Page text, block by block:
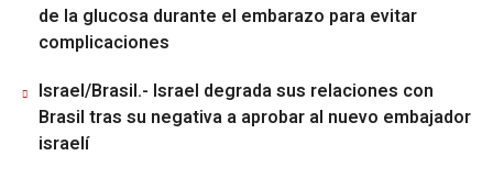
de la glucosa durante el embarazo para evitar
complicaciones
Israel/Brasil.- Israel degrada sus relaciones con
Brasil tras su negativa a aprobar al nuevo embajador
israelí